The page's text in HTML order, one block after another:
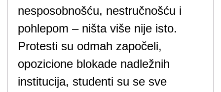
nesposobnošću, nestručnošću i
pohlepom – ništa više nije isto.
Protesti su odmah započeli,
opozicione blokade nadležnih
institucija, studenti su se sve